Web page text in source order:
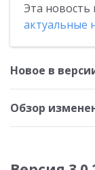
Эта новость
актуальные
Новое в
Обзор